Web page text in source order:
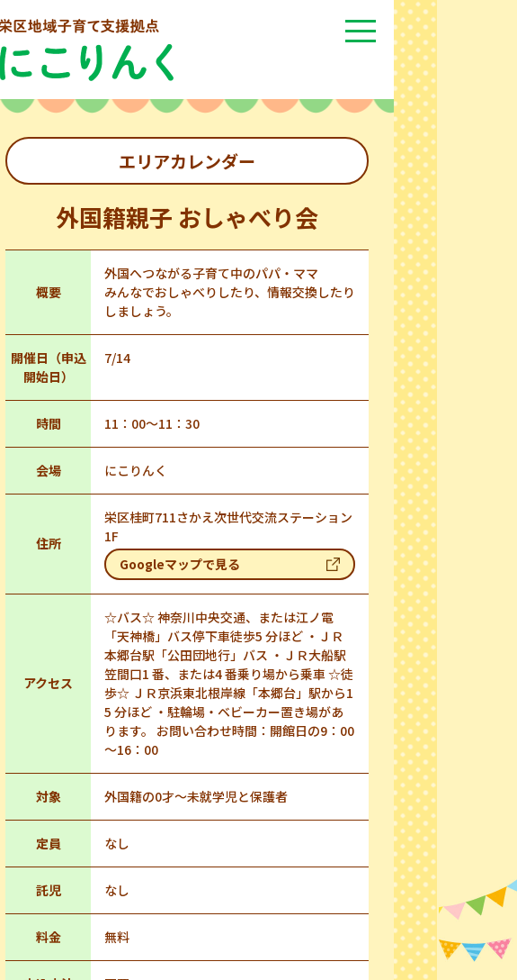
エリアカレンダー
外国籍親子 おしゃべり会
概要
外国へつながる子育て中のパパ・ママ
みんなでおしゃべりしたり、情報交換したり
しましょう。
開催日（申込
開始日）
7/14
時間 11：00～11：30
会場 にこりんく
住所
栄区桂町711さかえ次世代交流ステーション
1F
Googleマップで見る
アクセス
☆バス☆ 神奈川中央交通、または江ノ電
「天神橋」バス停下車徒歩5 分ほど ・ＪＲ
本郷台駅「公田団地行」バス ・ＪＲ大船駅
笠間口1 番、または4 番乗り場から乗車 ☆徒
歩☆ ＪＲ京浜東北根岸線「本郷台」駅から1
5 分ほど ・駐輪場・ベビーカー置き場があ
ります。 お問い合わせ時間：開館日の9：00
～16：00
対象 外国籍の0才～未就学児と保護者
定員 なし
託児 なし
料金 無料